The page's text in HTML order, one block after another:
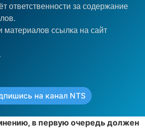
ответственности за содержание
ссылка на сайт
на канал NTS
в первую очередь должен